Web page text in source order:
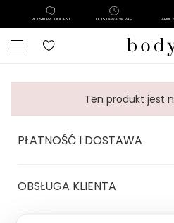
POLSKI PRODUCENT DOSTAWA W 24H
Ten produkt jest
PŁATNOŚĆ I DOSTAWA
OBSŁUGA KLIENTA